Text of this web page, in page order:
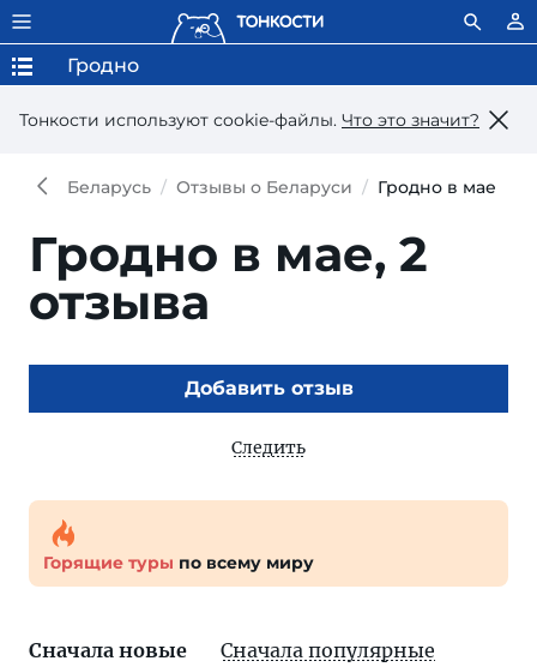
Тонкости используют сookie-файлы. Что это значит?
Гродно
Беларусь Отзывы о Беларуси Гродно в мае
Гродно в мае, 2
отзыва
Добавить отзыв
Следить
Горящие туры по всему миру
Сначала новые Сначала популярные